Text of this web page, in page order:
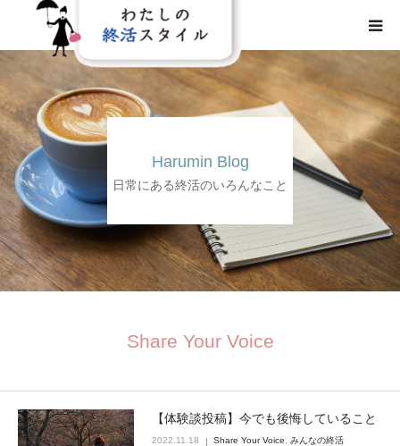
Harumin Blog
日常にある終活のいろんなこと
Share Your Voice
【体験談投稿】今でも後悔していること
2022.11.18 Share Your Voice みんなの終活
わたしの終活スタイルとは
事業概要
事業内容
メディア